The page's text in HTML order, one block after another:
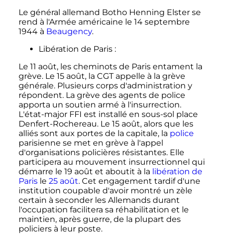
Le général allemand Botho Henning Elster se
rend à l'Armée américaine le 14 septembre
1944à Beaugency.
Libération de Paris :
Le 11 août, les cheminots de Paris entament la
grève. Le 15 août, la CGT appelle à la grève
générale. Plusieurs corps d'administration y
répondent. La grève des agents de police
apporta un soutien armé à l'insurrection.
L'état-major FFI est installé en sous-sol place
Denfert-Rochereau. Le 15 août, alors que les
alliés sont aux portes de la capitale, la police
parisienne se met en grève à l'appel
d'organisations policières résistantes. Elle
participera au mouvement insurrectionnel qui
démarre le 19 août et aboutit à la libération de
Parisle 25 août. Cet engagement tardif d'une
institution coupable d'avoir montré un zèle
certain à seconder les Allemands durant
l'occupation facilitera sa réhabilitation et le
maintien, après guerre, de la plupart des
policiers à leur poste.